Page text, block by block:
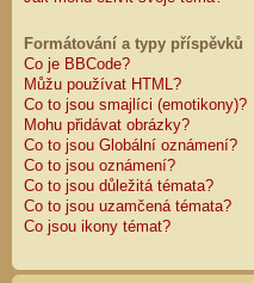
Formátování a typy příspěvků
Co je BBCode?
Můžu používat HTML?
Co to jsou smajlíci (emotikony)?
Mohu přidávat obrázky?
Co to jsou Globální oznámení?
Co to jsou oznámení?
Co to jsou důležitá témata?
Co to jsou uzamčená témata?
Co jsou ikony témat?